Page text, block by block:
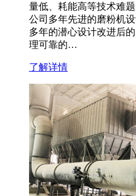
量低、耗能高等技术难
公司多年先进的磨粉机
多年的潜心设计改进后
理可靠的…
了解详情